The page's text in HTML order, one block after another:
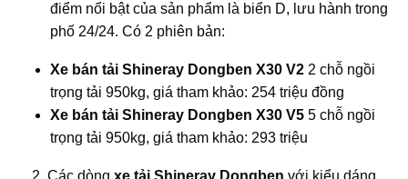
điểm nổi bật của sản phẩm là biển D, lưu hành trong
phố 24/24. Có 2 phiên bản:
Xe bán tải Shineray Dongben X30 V2 2 chỗ ngồi
trọng tải 950kg, giá tham khảo: 254 triệu đồng
Xe bán tải Shineray Dongben X30 V5 5 chỗ ngồi
trọng tải 950kg, giá tham khảo: 293 triệu
2. Các dòng xe tải Shineray Dongben với kiểu dáng